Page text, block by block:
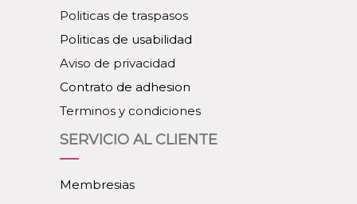
Politicas de traspasos
Politicas de usabilidad
Aviso de privacidad
Contrato de adhesion
Terminos y condiciones
SERVICIO AL CLIENTE
Membresias